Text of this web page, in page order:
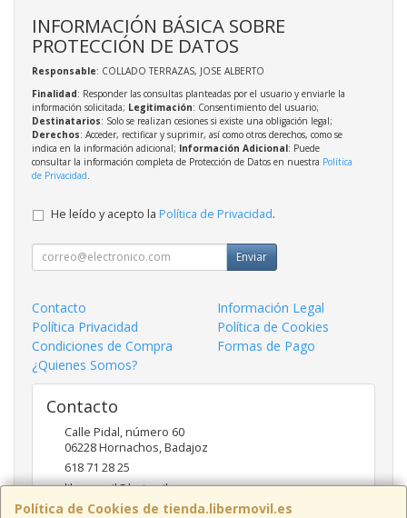
Política de Cookies de tienda.libermovil.es
INFORMACIÓN BÁSICA SOBRE
PROTECCIÓN DE DATOS
Responsable: COLLADO TERRAZAS, JOSE ALBERTO
Finalidad: Responder las consultas planteadas por el usuario y enviarle la
información solicitada; Legitimación: Consentimiento del usuario;
Destinatarios: Solo se realizan cesiones si existe una obligación legal;
Derechos: Acceder, rectificar y suprimir, así como otros derechos, como se
indica en la información adicional; Información Adicional: Puede
consultar la información completa de Protección de Datos en nuestra Política
de Privacidad
He leído y acepto la Política de Privacidad.
Enviar
Contacto
Información Legal
Política Privacidad
Política de Cookies
Condiciones de Compra
Formas de Pago
¿Quienes Somos?
Contacto
Calle Pidal, número 60
06228Hornachos,Badajoz
618 71 28 25
libermovil@hotmail.com